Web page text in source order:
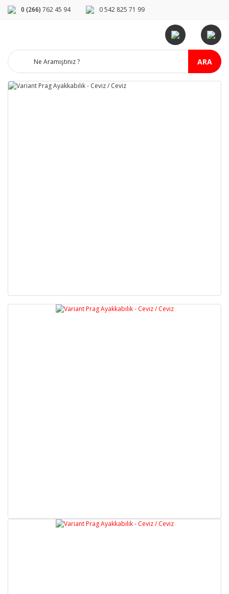
0 (266) 762 45 94 0 542 825 71 99
ARA